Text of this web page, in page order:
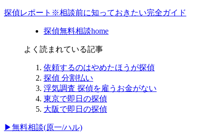
探偵レポート※相談前に知っておきたい完全ガイド
探偵無料相談home
よく読まれている記事
依頼するのはやめたほうが探偵
探偵 分割払い
浮気調査 探偵を雇うお金がない
東京で即日の探偵
大阪で即日の探偵
▶無料相談(原一/ハル)